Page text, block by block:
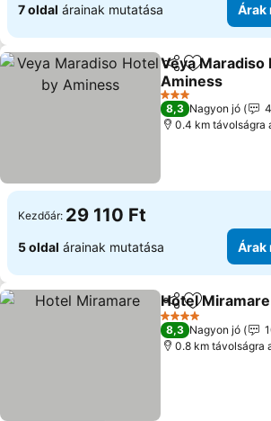
7 oldal árainak mutatása Árak
Megosztás
Hozzáadás
Veya Maradiso
Aminess
3 Kategória
8,3 Nagyon jó
0.4 km távolságra
Kezdőár: 29 110 Ft
5 oldal árainak mutatása Árak
Megosztás
Hozzáadás
Hotel Miramare
4 Kategória
8,3 Nagyon jó
0.8 km távolságra